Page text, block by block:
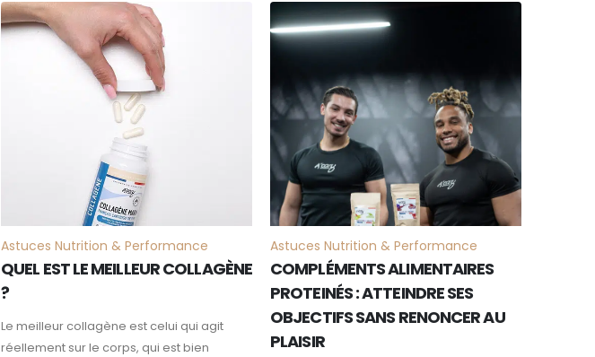
10
Astuces Nutrition & Performance
QUEL EST LE MEILLEUR COLLAGÈNE
?
Le meilleur collagène est celui qui agit
réellement sur le corps, qui est bien
22
JAN
Astuces Nutrition & Performance
COMPLÉMENTS ALIMENTAIRES
PROTEINÉS : ATTEINDRE SES
OBJECTIFS SANS RENONCER AU
PLAISIR